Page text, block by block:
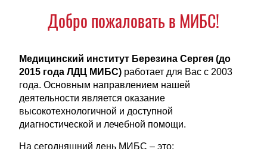
Добро пожаловать в МИБС!
Медицинский институт Березина Сергея (до
2015 года ЛДЦ МИБС) работает для Вас с 2003
года. Основным направлением нашей
деятельности является оказание
высокотехнологичной и доступной
диагностической и лечебной помощи.
На сегодняшний день МИБС – это: